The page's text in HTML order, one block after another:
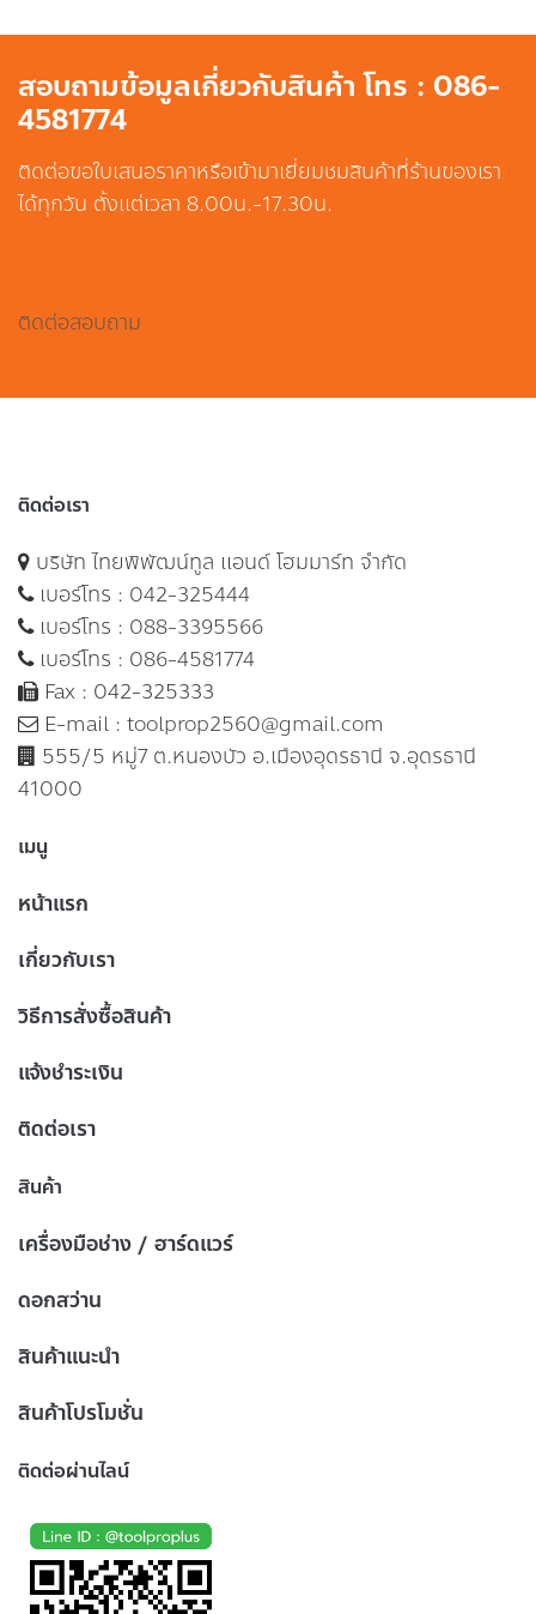
สอบถามข้อมูลเกี่ยวกับสินค้า โทร : 086-
4581774
ติดต่อขอใบเสนอราคาหรือเข้ามาเยี่ยมชมสินค้าที่ร้านของเรา
ได้ทุกวัน ตั้งแต่เวลา 8.00น.-17.30น.
ติดต่อสอบถาม
ติดต่อเรา
บริษัท ไทยพิพัฒน์ทูล แอนด์ โฮมมาร์ท จำกัด
เบอร์โทร : 042-325444
เบอร์โทร : 088-3395566
เบอร์โทร : 086-4581774
Fax : 042-325333
E-mail : toolprop2560@gmail.com
555/5 หมู่7 ต.หนองบัว อ.เมืองอุดรธานี จ.อุดรธานี
41000
เมนู
หน้าแรก
เกี่ยวกับเรา
วิธีการสั่งซื้อสินค้า
แจ้งชำระเงิน
ติดต่อเรา
สินค้า
เครื่องมือช่าง / ฮาร์ดแวร์
ดอกสว่าน
สินค้าแนะนำ
สินค้าโปรโมชั่น
ติดต่อผ่านไลน์